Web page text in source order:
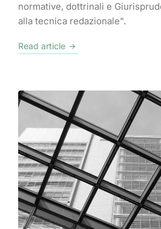
normative, dottrinali e
alla tecnica redazionale".
Read article